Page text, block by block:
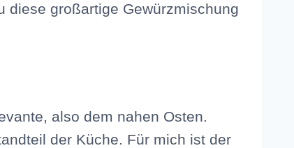
diese großartige Gewürzmischung
also dem nahen Osten.
der Küche. Für mich ist der